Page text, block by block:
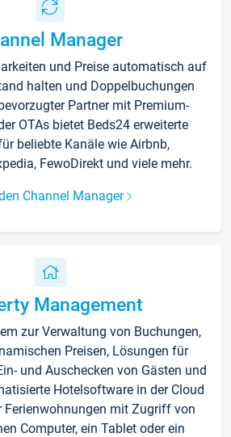
Manager
und Preise automatisch auf
halten und Doppelbuchungen
Partner mit Premium-
OTAs bietet Beds24 erweiterte
beliebte Kanäle wie Airbnb,
FewoDirekt und viele mehr.
Channel Manager
Management
zur Verwaltung von Buchungen,
Preisen, Lösungen für
und Auschecken von Gästen und
Hotelsoftware in der Cloud
Ferienwohnungen mit Zugriff von
Computer, ein Tablet oder ein